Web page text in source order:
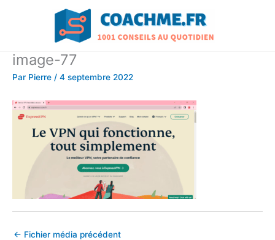
image-77
Par Pierre / 4 septembre 2022
← Fichier média précédent